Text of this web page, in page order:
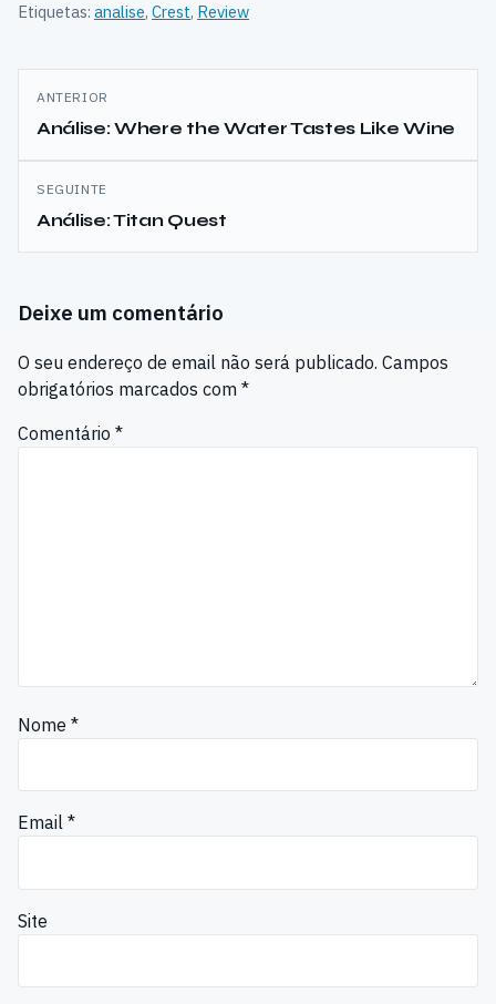
enfrentarem a maior
Etiquetas: analise, Crest, Review
Navegação
de
artigos
ANTERIOR
Análise: Where the Water Tastes Like Wine
SEGUINTE
Análise: Titan Quest
Deixe um comentário
O seu endereço de email não será publicado. Campos
obrigatórios marcados com *
Comentário *
Nome *
Email *
Site